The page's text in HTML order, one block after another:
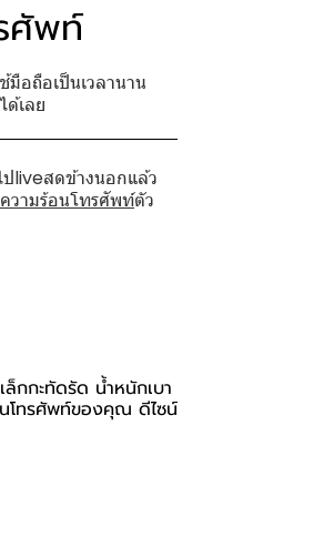
ศัพท์
มือถือเป็นเวลานาน
เลย
liveสดข้างนอกแล้ว
วามร้อนโทรศัพท์ตัว
กกะทัดรัด น้ำหนักเบา
นโทรศัพท์ของคุณ ดีไซน์